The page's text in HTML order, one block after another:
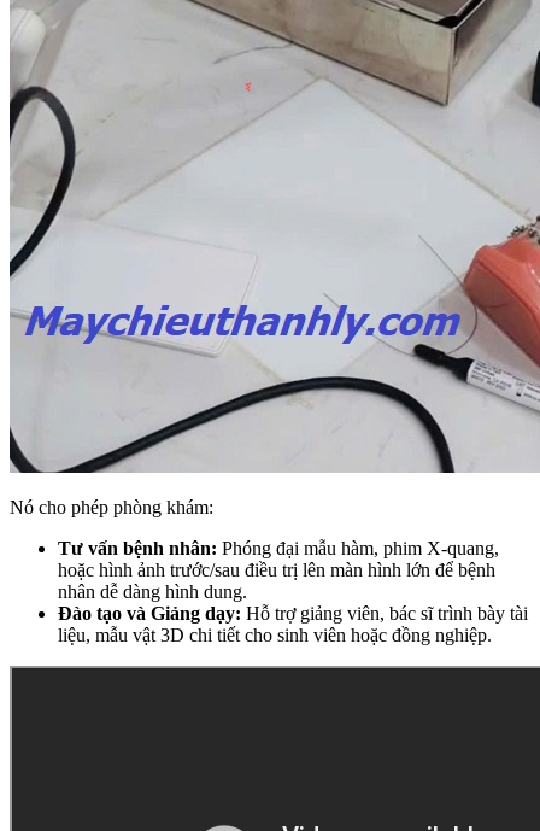
Nó cho phép phòng khám:
Tư vấn bệnh nhân: Phóng đại mẫu hàm, phim X-quang,
hoặc hình ảnh trước/sau điều trị lên màn hình lớn để bệnh
nhân dễ dàng hình dung.
Đào tạo và Giảng dạy: Hỗ trợ giảng viên, bác sĩ trình bày tài
liệu, mẫu vật 3D chi tiết cho sinh viên hoặc đồng nghiệp.